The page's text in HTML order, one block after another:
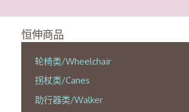
恒伸商品
轮椅类/Wheelchair
拐杖类/Canes
助行器类/Walker